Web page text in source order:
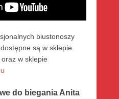
biustonoszy
są w sklepie
w sklepie
do biegania Anita